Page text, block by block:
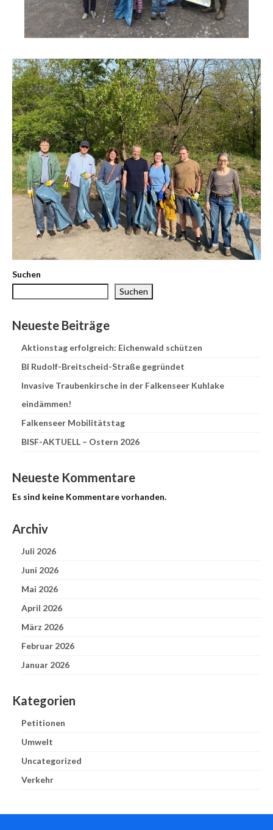
Suchen
Suchen
Neueste Beiträge
Aktionstag erfolgreich: Eichenwald schützen
BI Rudolf-Breitscheid-Straße gegründet
Invasive Traubenkirsche in der Falkenseer Kuhlake
eindämmen!
Falkenseer Mobilitätstag
BISF-AKTUELL – Ostern 2026
Neueste Kommentare
Es sind keine Kommentare vorhanden.
Archiv
Juli 2026
Juni 2026
Mai 2026
April 2026
März 2026
Februar 2026
Januar 2026
Kategorien
Petitionen
Umwelt
Uncategorized
Verkehr